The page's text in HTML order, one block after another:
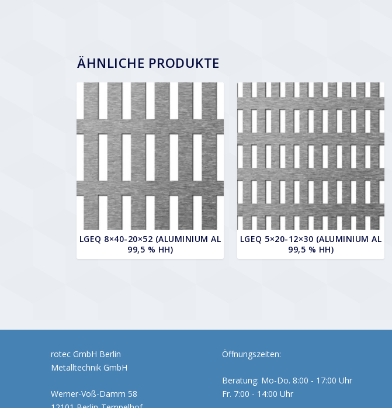
ÄHNLICHE PRODUKTE
LGEQ 8×40-20×52 (ALUMINIUM AL
99,5 % HH)
LGEQ 5×20-12×30 (ALUMINIUM AL
99,5 % HH)
rotec GmbH Berlin
Metalltechnik GmbH
Werner-Voß-Damm 58
Öffnungszeiten:
Beratung: Mo-Do. 8:00 - 17:00 Uhr
Fr. 7:00 - 14:00 Uhr